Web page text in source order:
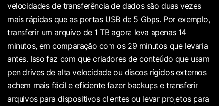
velocidades de transferência de dados são duas vezes
mais rápidas que as portas USB de 5 Gbps. Por exemplo,
transferir um arquivo de 1 TB agora leva apenas 14
minutos, em comparação com os 29 minutos que levaria
antes. Isso faz com que criadores de conteúdo que usam
pen drives de alta velocidade ou discos rígidos externos
achem mais fácil e eficiente fazer backups e transferir
arquivos para dispositivos clientes ou levar projetos para